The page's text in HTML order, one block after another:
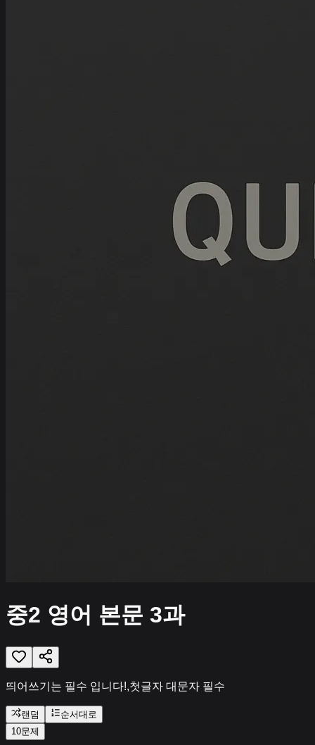
중2 영어 본문 3과
띄어쓰기는 필수 입니다!,첫글자 대문자 필수
랜덤
순서대로
10문제